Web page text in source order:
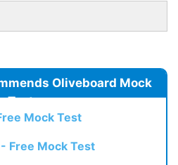
Oliveboard Mock
Test
Mock Test
Free Mock Test